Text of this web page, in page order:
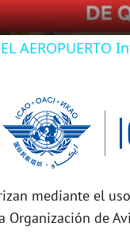
a
V
i
d
AEROPUERTO
mediante el
Organización de